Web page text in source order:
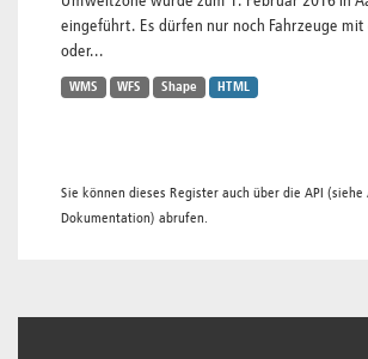
eingeführt. Es dürfen nur noch Fahrzeuge
oder...
WMS WFS Shape HTML
Sie können dieses Register auch über die API (siehe
Dokumentation) abrufen.